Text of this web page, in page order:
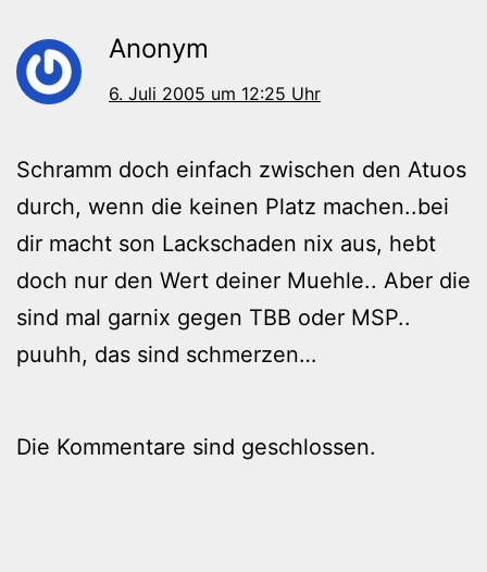
Anonym
6. Juli 2005 um 12:25 Uhr
Schramm doch einfach zwischen den Atuos
durch, wenn die keinen Platz machen..bei
dir macht son Lackschaden nix aus, hebt
doch nur den Wert deiner Muehle.. Aber die
sind mal garnix gegen TBB oder MSP..
puuhh, das sind schmerzen…
Die Kommentare sind geschlossen.